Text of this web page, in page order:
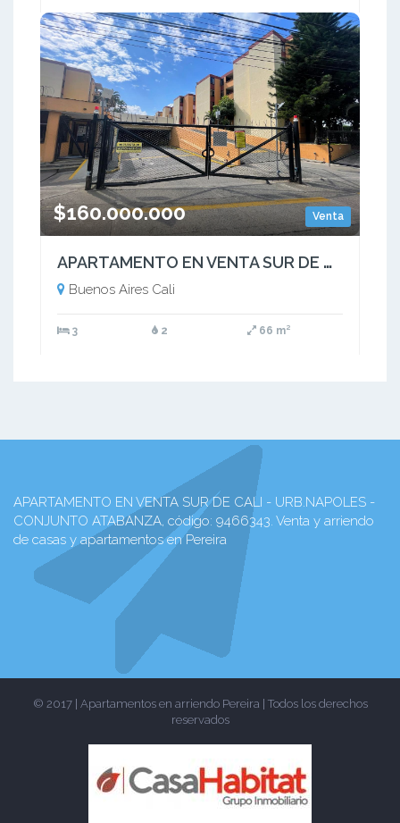
Venta
$160.000.000
APARTAMENTO EN VENTA SUR DE CALI - URB.NAPOLES - CONJUNTO ATABANZA
Buenos Aires Cali
3 2 66 m²
APARTAMENTO EN VENTA SUR DE CALI - URB.NAPOLES -
CONJUNTO ATABANZA, código: 9466343. Venta y arriendo
de casas y apartamentos en Pereira
© 2017 | Apartamentos en arriendo Pereira | Todos los derechos
reservados